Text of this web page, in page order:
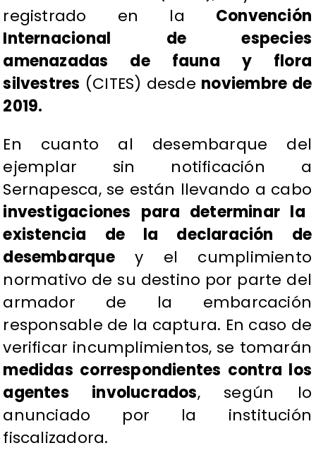
registrado en la Convención
Internacional de especies
amenazadas de fauna y flora
silvestres (CITES) desde noviembre de
2019.
​En cuanto al desembarque del
ejemplar sin notificación a
Sernapesca, se están llevando a cabo
investigaciones para determinar la
existencia de la declaración de
desembarquey el cumplimiento
normativo de su destino por parte del
armador de la embarcación
responsable de la captura. En caso de
verificar incumplimientos, se tomarán
medidas correspondientes contra los
agentes involucrados, según lo
anunciado por la institución
fiscalizadora.